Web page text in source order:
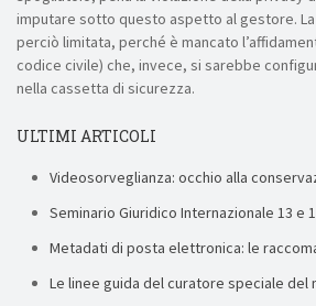
imputare sotto questo aspetto al gestore.
perciò limitata, perché è mancato
codice civile) che, invece, si sarebbe
nella cassetta di sicurezza.
ULTIMI ARTICOLI
Videosorveglianza: occhio alla
Seminario Giuridico Internazionale 13 e
Metadati di posta elettronica: le
Le linee guida del curatore speciale del